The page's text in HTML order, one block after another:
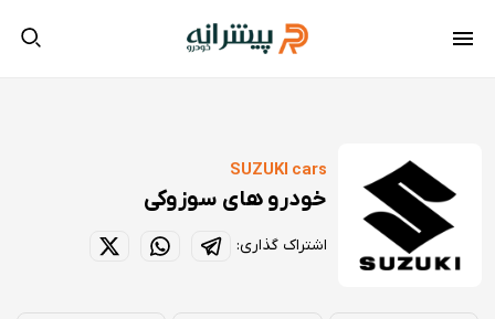
SUZUKI cars
خودرو های سوزوکی
اشتراک گذاری: